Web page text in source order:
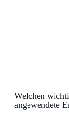
Welchen
angewendete